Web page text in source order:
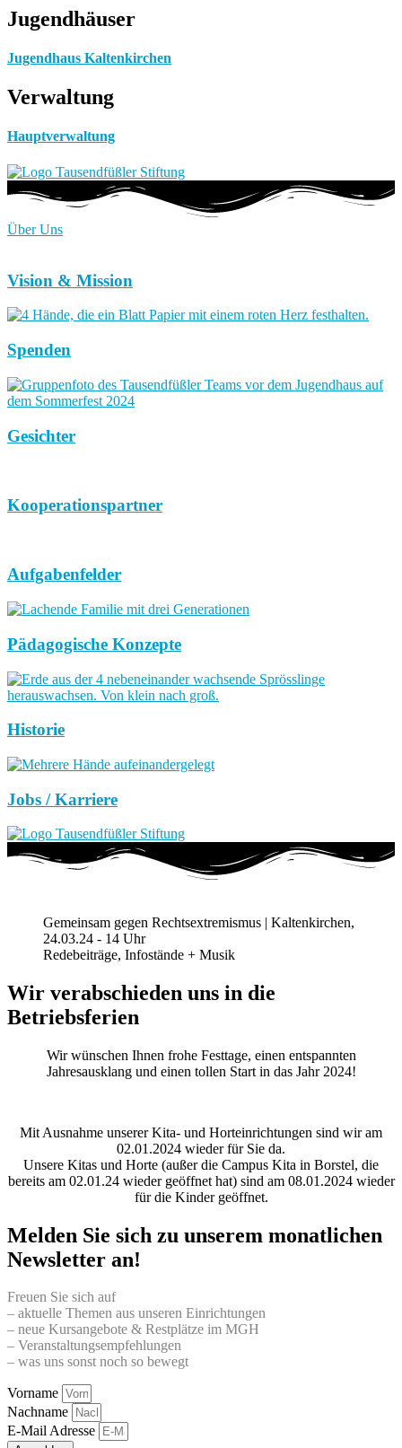
Jugendhäuser
Jugendhaus Kaltenkirchen
Verwaltung
Hauptverwaltung
Über Uns
Vision & Mission
Spenden
Gesichter
Kooperationspartner
Aufgabenfelder
Pädagogische Konzepte
Historie
Jobs / Karriere
Gemeinsam gegen Rechtsextremismus | Kaltenkirchen,
24.03.24 - 14 Uhr
Redebeiträge, Infostände + Musik
Wir verabschieden uns in die
Betriebsferien
Wir wünschen Ihnen frohe Festtage, einen entspannten
Jahresausklang und einen tollen Start in das Jahr 2024!
Mit Ausnahme unserer Kita- und Horteinrichtungen sind wir am
02.01.2024 wieder für Sie da.
Unsere Kitas und Horte (außer die Campus Kita in Borstel, die
bereits am 02.01.24 wieder geöffnet hat) sind am 08.01.2024 wieder
für die Kinder geöffnet.
Melden Sie sich zu unserem monatlichen
Newsletter an!
Freuen Sie sich auf
– aktuelle Themen aus unseren Einrichtungen
– neue Kursangebote & Restplätze im MGH
– Veranstaltungsempfehlungen
– was uns sonst noch so bewegt
Vorname
Nachname
E-Mail Adresse